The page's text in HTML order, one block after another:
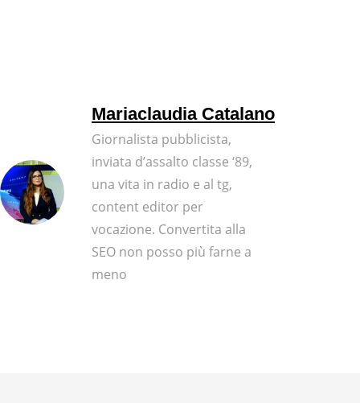
Mariaclaudia Catalano
Giornalista pubblicista,
inviata d’assalto classe ‘89,
una vita in radio e al tg,
content editor per
vocazione. Convertita alla
SEO non posso più farne a
meno